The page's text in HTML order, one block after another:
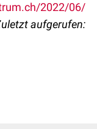
2022/06/
aufgerufen: